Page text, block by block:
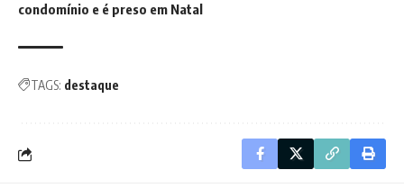
condomínio e é preso em Natal
TAGS: destaque